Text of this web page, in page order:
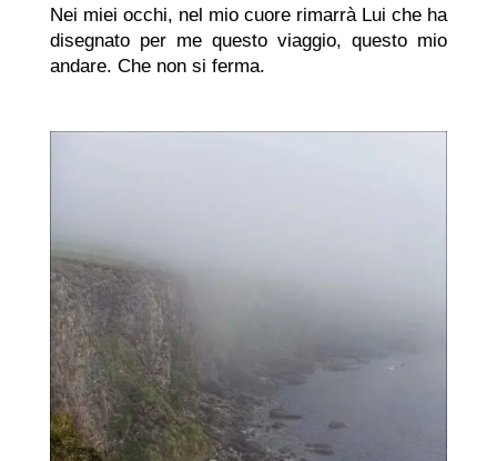
Nei miei occhi, nel mio cuore rimarrà Lui che ha
disegnato per me questo viaggio, questo mio
andare. Che non si ferma.